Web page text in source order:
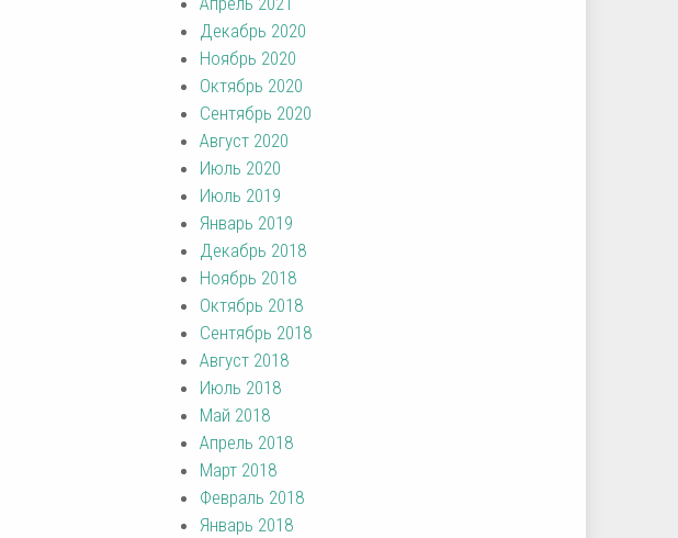
Декабрь 2020
Ноябрь 2020
Октябрь 2020
Сентябрь 2020
Август 2020
Июль 2020
Июль 2019
Январь 2019
Декабрь 2018
Ноябрь 2018
Октябрь 2018
Сентябрь 2018
Август 2018
Июль 2018
Май 2018
Апрель 2018
Март 2018
Февраль 2018
Январь 2018